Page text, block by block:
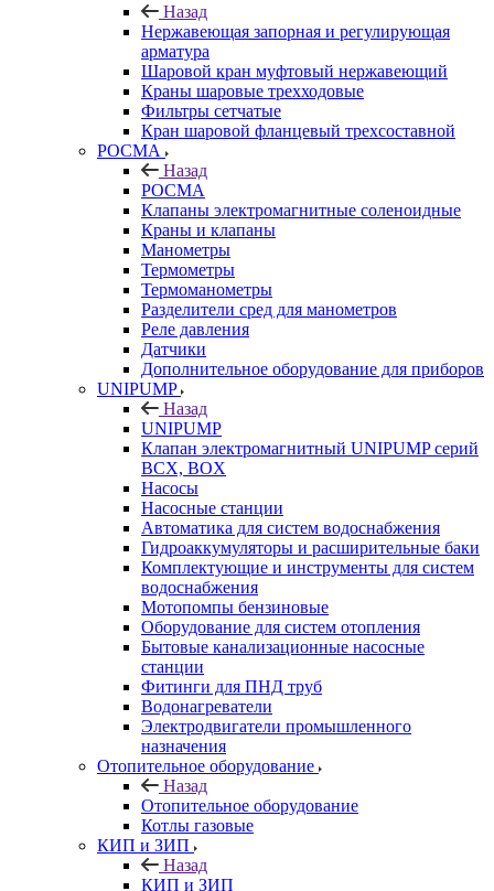
Назад
Нержавеющая запорная и регулирующая
арматура
Шаровой кран муфтовый нержавеющий
Краны шаровые трехходовые
Фильтры сетчатые
Кран шаровой фланцевый трехсоставной
РОСМА
Назад
РОСМА
Клапаны электромагнитные соленоидные
Краны и клапаны
Манометры
Термометры
Термоманометры
Разделители сред для манометров
Реле давления
Датчики
Дополнительное оборудование для приборов
UNIPUMP
Назад
UNIPUMP
Клапан электромагнитный UNIPUMP серий
BCX, BOX
Насосы
Насосные станции
Автоматика для систем водоснабжения
Гидроаккумуляторы и расширительные баки
Комплектующие и инструменты для систем
водоснабжения
Мотопомпы бензиновые
Оборудование для систем отопления
Бытовые канализационные насосные
станции
Фитинги для ПНД труб
Водонагреватели
Электродвигатели промышленного
назначения
Отопительное оборудование
Назад
Отопительное оборудование
Котлы газовые
КИП и ЗИП
Назад
КИП и ЗИП